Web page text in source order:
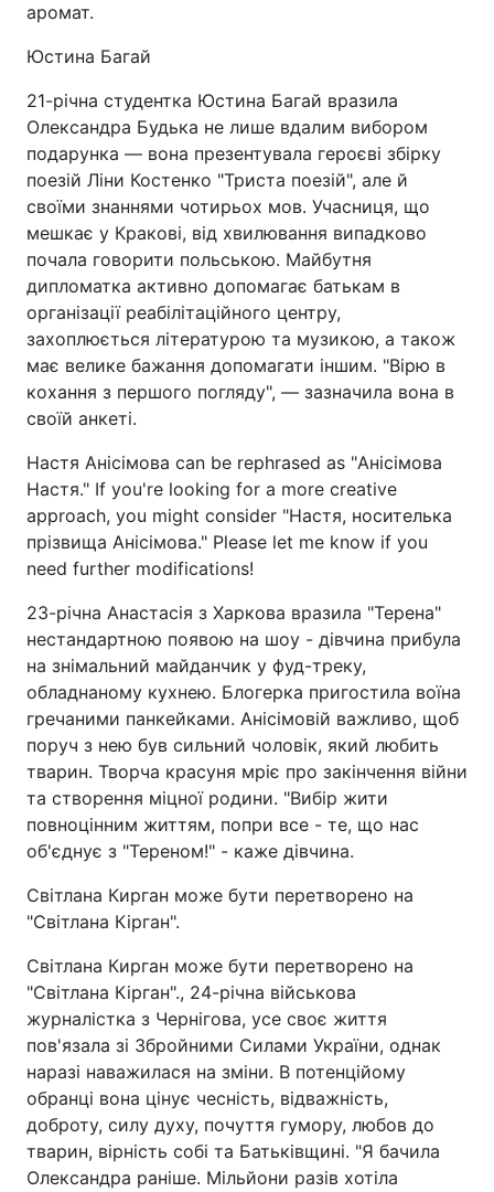
аромат.
Юстина Багай
21-річна студентка Юстина Багай вразила
Олександра Будька не лише вдалим вибором
подарунка — вона презентувала героєві збірку
поезій Ліни Костенко "Триста поезій", але й
своїми знаннями чотирьох мов. Учасниця, що
мешкає у Кракові, від хвилювання випадково
почала говорити польською. Майбутня
дипломатка активно допомагає батькам в
організації реабілітаційного центру,
захоплюється літературою та музикою, а також
має велике бажання допомагати іншим. "Вірю в
кохання з першого погляду", — зазначила вона в
своїй анкеті.
Настя Анісімова can be rephrased as "Анісімова
Настя." If you're looking for a more creative
approach, you might consider "Настя, носителька
прізвища Анісімова." Please let me know if you
need further modifications!
23-річна Анастасія з Харкова вразила "Терена"
нестандартною появою на шоу - дівчина прибула
на знімальний майданчик у фуд-треку,
обладнаному кухнею. Блогерка пригостила воїна
гречаними панкейками. Анісімовій важливо, щоб
поруч з нею був сильний чоловік, який любить
тварин. Творча красуня мріє про закінчення війни
та створення міцної родини. "Вибір жити
повноцінним життям, попри все - те, що нас
об'єднує з "Тереном!" - каже дівчина.
Світлана Кирган може бути перетворено на
"Світлана Кірган".
Світлана Кирган може бути перетворено на
"Світлана Кірган"., 24-річна військова
журналістка з Чернігова, усе своє життя
пов'язала зі Збройними Силами України, однак
наразі наважилася на зміни. В потенційому
обранці вона цінує чесність, відважність,
доброту, силу духу, почуття гумору, любов до
тварин, вірність собі та Батьківщині. "Я бачила
Олександра раніше. Мільйони разів хотіла